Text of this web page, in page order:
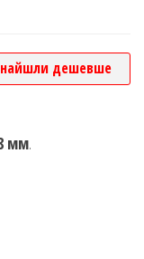
дешевше
мм.